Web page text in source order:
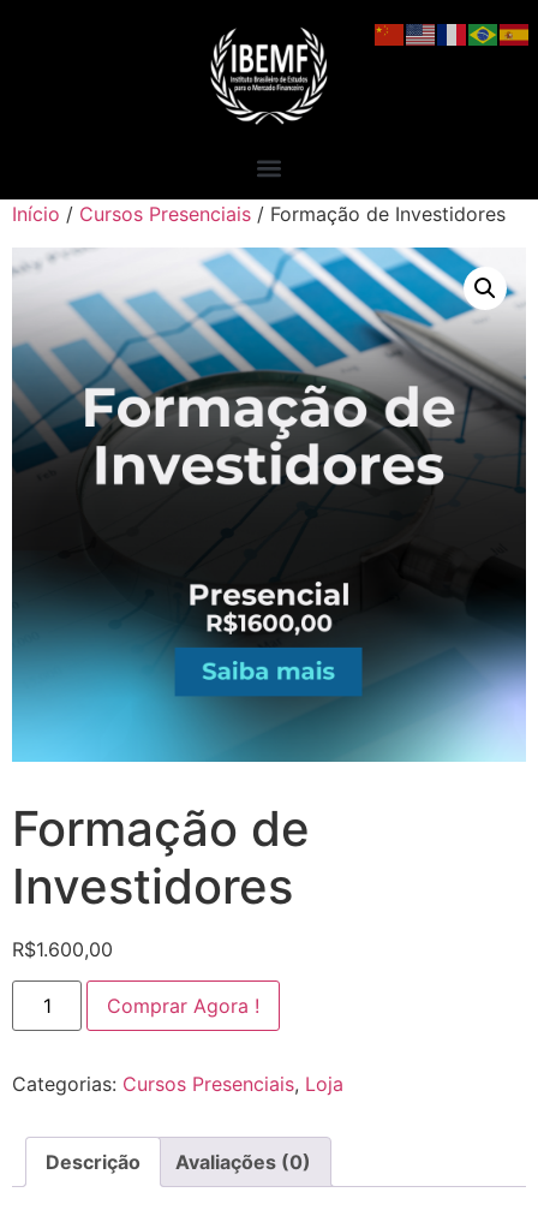
Início / Cursos Presenciais / Formação de Investidores
Formação de
Investidores
R$1.600,00
Comprar Agora !
Categorias: Cursos Presenciais, Loja
Descrição Avaliações (0)